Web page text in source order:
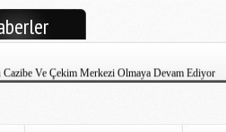
Cem Emlak Tüm İlanlarıyla Google+ Yayınına